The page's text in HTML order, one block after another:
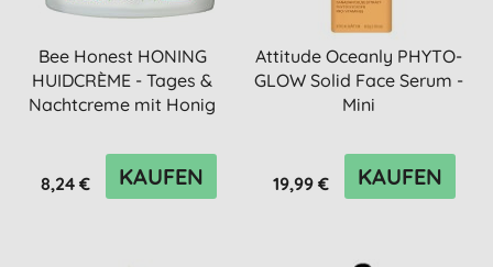
Bee Honest HONING
HUIDCRÈME - Tages &
Nachtcreme mit Honig
8,24 € KAUFEN
Attitude Oceanly PHYTO-
GLOW Solid Face Serum -
Mini
19,99 € KAUFEN